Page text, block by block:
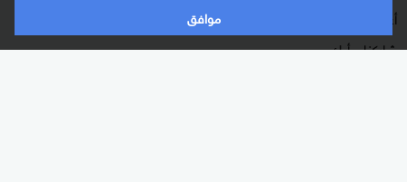
موافق
أعلن معنا
شاركنا برأيك